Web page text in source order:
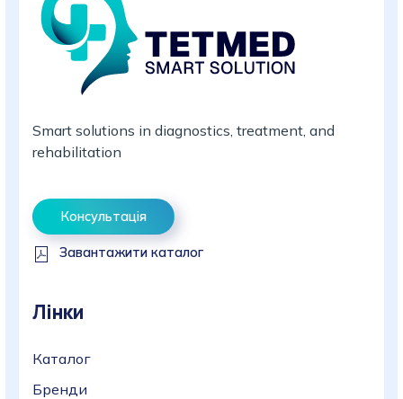
Smart solutions in diagnostics, treatment, and
rehabilitation
Консультація
Завантажити каталог
Лінки
Каталог
Бренди